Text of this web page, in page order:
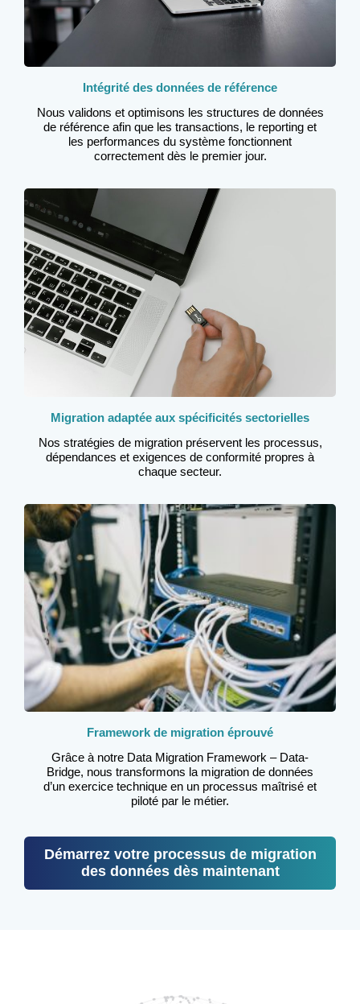
Intégrité des données de référence
Nous validons et optimisons les structures de données
de référence afin que les transactions, le reporting et
les performances du système fonctionnent
correctement dès le premier jour.
Migration adaptée aux spécificités sectorielles
Nos stratégies de migration préservent les processus,
dépendances et exigences de conformité propres à
chaque secteur.
Framework de migration éprouvé
Grâce à notre Data Migration Framework – Data-
Bridge, nous transformons la migration de données
d’un exercice technique en un processus maîtrisé et
piloté par le métier.
Démarrez votre processus de migration
des données dès maintenant